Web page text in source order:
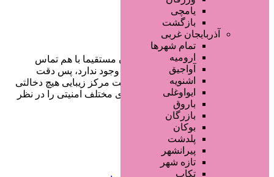
یامچی
بازگشت
آذربایجان غربی
تمام شهر‌ها
ارومیه
آواجیق
اشنویه
ایواوغلی
باروق
بازرگان
بوکان
پلدشت
پیرانشهر
تازه شهر
تکاب
در سایت تبلیغاتی مرکز زیبایی کاربران مستقیما با هم تماس
می‌گیرند و هیچ واسطه‌ای در این میان وجود ندارد، پس دقت
فرمایید که در خرید و فروشِ شما سایت مرکز زیبایی هیچ دخالتی
نداشته و کاربران باید خودشان جنبه‌های مختلف امنیتی را در نظر
دسترسی سریع